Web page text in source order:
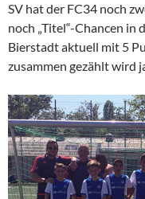
SV hat der FC34 noch
noch „Titel“-Chancen in
Bierstadt aktuell mit 5
zusammen gezählt wird